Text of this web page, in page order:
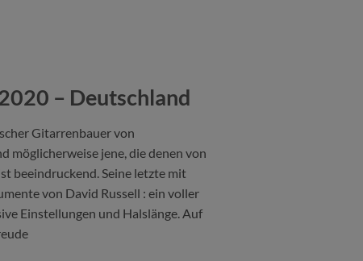
– Deutschland
Gitarrenbauer von
möglicherweise jene, die denen von
beeindruckend. Seine letzte mit
von David Russell : ein voller
Einstellungen und Halslänge. Auf